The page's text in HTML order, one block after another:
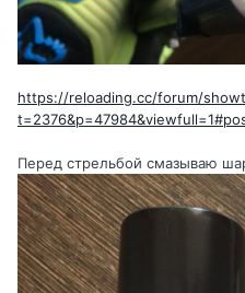
https://reloading.cc/forum/
Перед стрельбой смазываю